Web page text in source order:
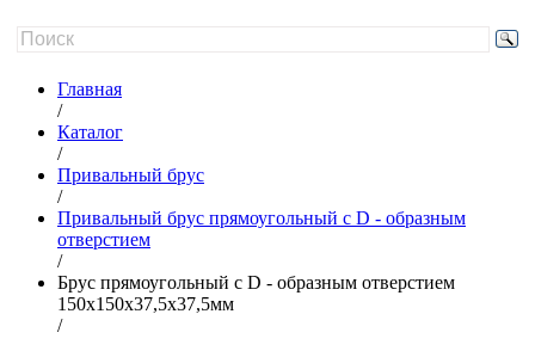
Главная
/
Каталог
/
Привальный брус
/
Привальный брус прямоугольный с D - образным
отверстием
/
Брус прямоугольный с D - образным отверстием
150х150х37,5х37,5мм
/